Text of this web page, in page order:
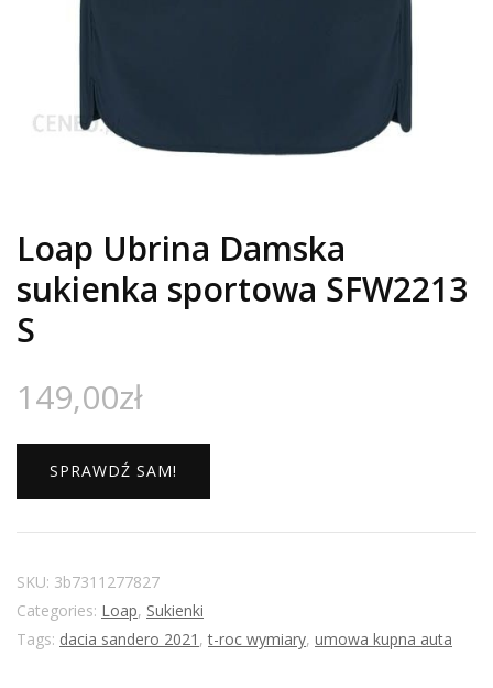
Loap Ubrina Damska
sukienka sportowa SFW2213
S
149,00zł
SPRAWDŹ SAM!
SKU: 3b7311277827
Categories: Loap, Sukienki
Tags: dacia sandero 2021 ,t-roc wymiary, umowa kupna auta